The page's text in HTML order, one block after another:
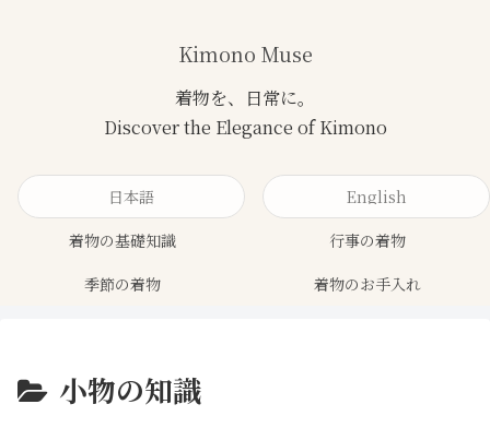
Kimono Muse
日本語
English
着物の基礎知識
行事の着物
季節の着物
着物のお手入れ
小物の知識